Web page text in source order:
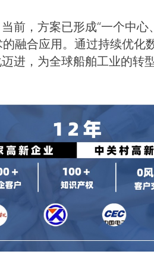
前，方案已形成“一个中心
融合应用。通过持续优化
进，为全球船舶工业的转